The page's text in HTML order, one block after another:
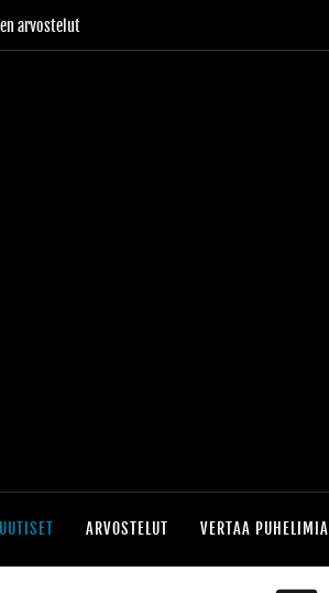
arvostelut
UUTISET ARVOSTELUT VERTAA PUHELIMIA